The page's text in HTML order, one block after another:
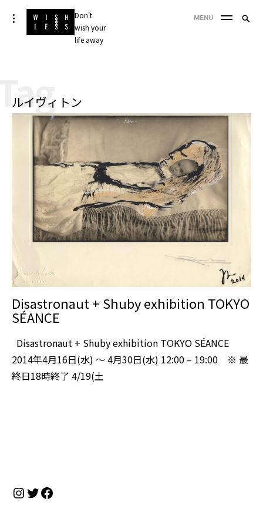
Skip
to
Don't
wish your
life away
toggle
open/close
sidebar
MENU
ルイヴィトン
Disastronaut + Shuby exhibition TOKYO
SÉANCE
Disastronaut + Shuby exhibition TOKYO SÉANCE
2014年4月16日(水) 〜 4月30日(水) 12:00 – 19:00 ※ 最
終日18時終了 4/19(土
Instagram
Twitter
Facebook